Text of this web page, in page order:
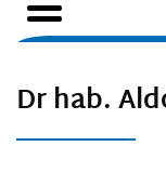
Dr hab.